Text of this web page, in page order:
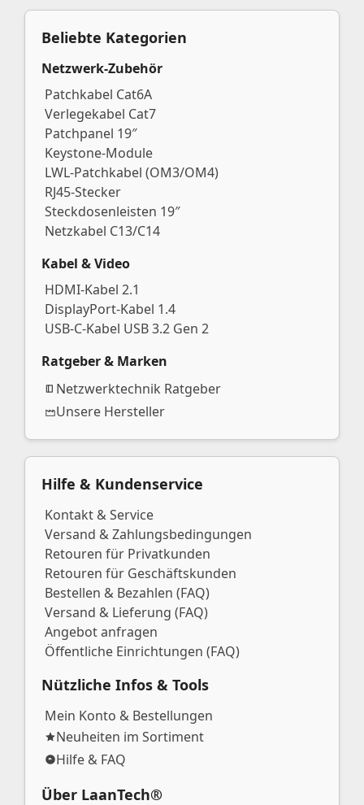
Beliebte Kategorien
Netzwerk-Zubehör
Patchkabel Cat6A
Verlegekabel Cat7
Patchpanel 19″
Keystone-Module
LWL-Patchkabel (OM3/OM4)
RJ45-Stecker
Steckdosenleisten 19″
Netzkabel C13/C14
Kabel & Video
HDMI-Kabel 2.1
DisplayPort-Kabel 1.4
USB-C-Kabel USB 3.2 Gen 2
Ratgeber & Marken
Netzwerktechnik Ratgeber
Unsere Hersteller
Hilfe & Kundenservice
Kontakt & Service
Versand & Zahlungsbedingungen
Retouren für Privatkunden
Retouren für Geschäftskunden
Bestellen & Bezahlen (FAQ)
Versand & Lieferung (FAQ)
Angebot anfragen
Öffentliche Einrichtungen (FAQ)
Nützliche Infos & Tools
Mein Konto & Bestellungen
Neuheiten im Sortiment
Hilfe & FAQ
Über LaanTech®